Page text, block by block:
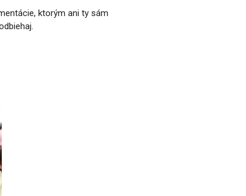
ktorým ani ty sám